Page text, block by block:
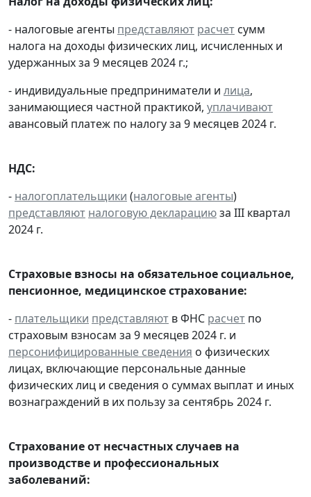
- налоговые агенты представляют расчет сумм
налога на доходы физических лиц, исчисленных и
удержанных за 9 месяцев 2024 г.;
- индивидуальные предприниматели и лица,
занимающиеся частной практикой, уплачивают
авансовый платеж по налогу за 9 месяцев 2024 г.
НДС:
- налогоплательщики (налоговые агенты)
представляют налоговую декларациюза III квартал
2024 г.
Страховые взносы на обязательное социальное,
пенсионное, медицинское страхование:
- плательщики представляют в ФНС расчет по
страховым взносам за 9 месяцев 2024 г. и
персонифицированные сведения о физических
лицах, включающие персональные данные
физических лиц и сведения о суммах выплат и иных
вознаграждений в их пользу за сентябрь 2024 г.
Страхование от несчастных случаев на
производстве и профессиональных
заболеваний: